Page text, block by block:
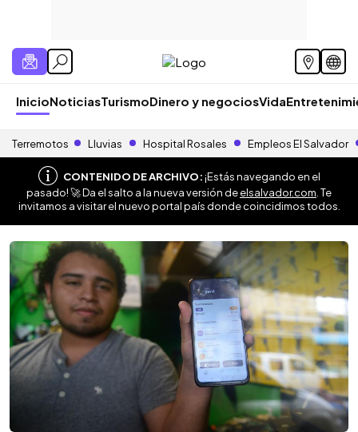
InicioNoticiasTurismoDinero y negociosVida
Terremotos Lluvias Hospital Rosales Empleos El Salvador
CONTENIDO DE ARCHIVO:¡Estás navegando en el
pasado! 🚀 Da el salto a la nueva versión deelsalvador.com . Te
invitamos a visitar el nuevo portal país donde coincidimos todos.